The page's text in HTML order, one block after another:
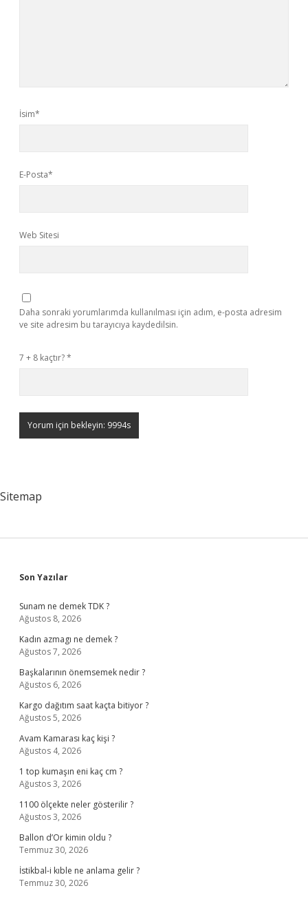
İsim*
E-Posta*
Web Sitesi
Daha sonraki yorumlarımda kullanılması için adım, e-posta adresim
ve site adresim bu tarayıcıya kaydedilsin.
7 + 8 kaçtır?*
Sitemap
Sidebar
Son Yazılar
Sunam ne demek TDK ?
Ağustos 8, 2026
Kadın azmagı ne demek ?
Ağustos 7, 2026
Başkalarının önemsemek nedir ?
Ağustos 6, 2026
Kargo dağıtım saat kaçta bitiyor ?
Ağustos 5, 2026
Avam Kamarası kaç kişi ?
Ağustos 4, 2026
1 top kumaşın eni kaç cm ?
Ağustos 3, 2026
1100 ölçekte neler gösterilir ?
Ağustos 3, 2026
Ballon d’Or kimin oldu ?
Temmuz 30, 2026
İstikbal-i kıble ne anlama gelir ?
Temmuz 30, 2026